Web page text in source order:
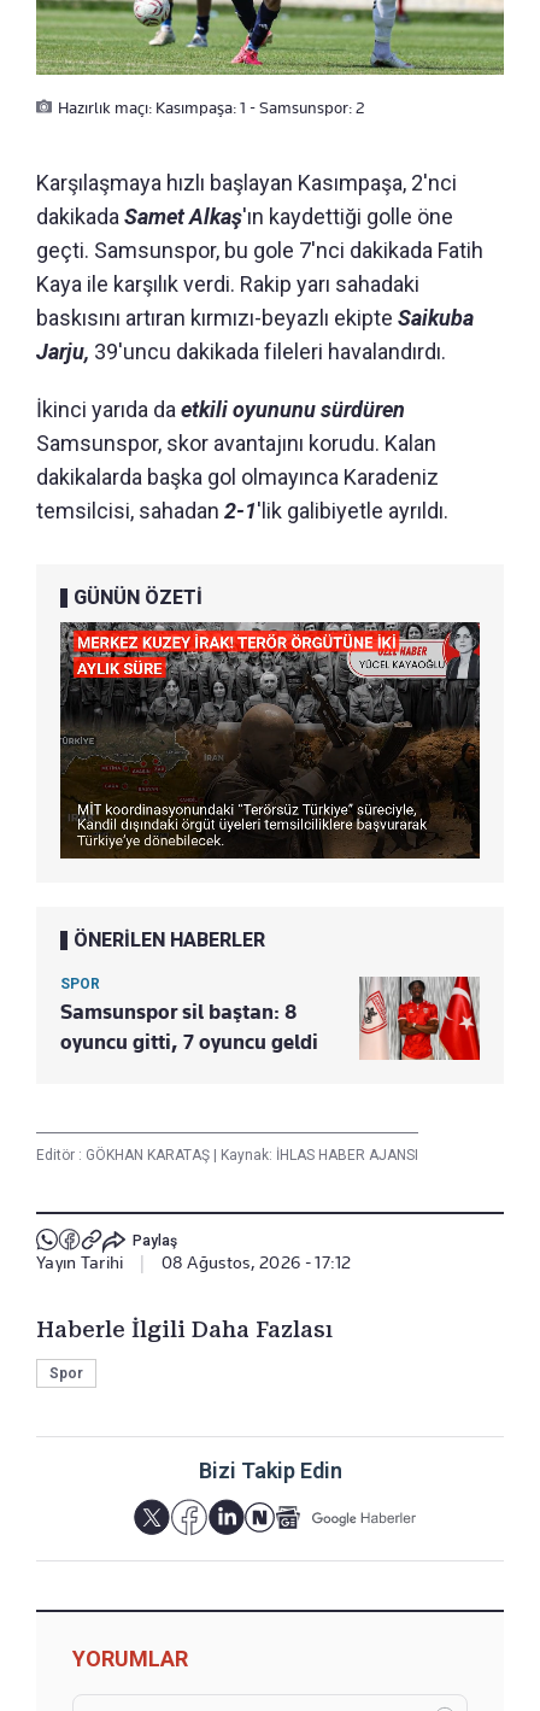
Hazırlık maçı: Kasımpaşa: 1 - Samsunspor: 2
Karşılaşmaya hızlı başlayan Kasımpaşa, 2'nci
dakikada Samet Alkaş'ın kaydettiği golle öne
geçti. Samsunspor, bu gole 7'nci dakikada Fatih
Kaya ile karşılık verdi. Rakip yarı sahadaki
baskısını artıran kırmızı-beyazlı ekipte Saikuba
Jarju, 39'uncu dakikada fileleri havalandırdı.
İkinci yarıda da etkili oyununu sürdüren
Samsunspor, skor avantajını korudu. Kalan
dakikalarda başka gol olmayınca Karadeniz
temsilcisi, sahadan 2-1'lik galibiyetle ayrıldı.
GÜNÜN ÖZETİ
ÖNERİLEN HABERLER
SPOR
Samsunspor sil baştan: 8
oyuncu gitti, 7 oyuncu geldi
Editör : GÖKHAN KARATAŞ | Kaynak: İHLAS HABER AJANSI
Paylaş
Yayın Tarihi | 08 Ağustos, 2026 - 17:12
Haberle İlgili Daha Fazlası
Spor
Bizi Takip Edin
YORUMLAR